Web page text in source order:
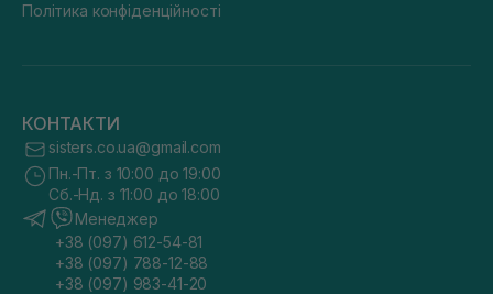
Політика конфіденційності
КОНТАКТИ
sisters.co.ua@gmail.com
Пн.-Пт. з 10:00 до 19:00
Сб.-Нд. з 11:00 до 18:00
Менеджер
+38 (097) 612-54-81
+38 (097) 788-12-88
+38 (097) 983-41-20